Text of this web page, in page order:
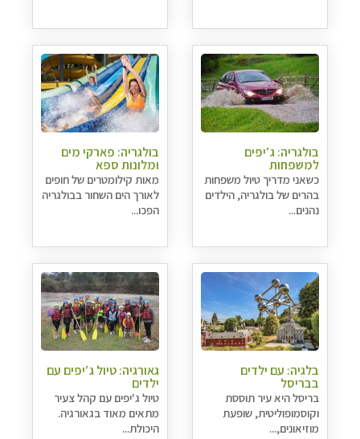
בולגריה: ג′יפים
למשפחות
כשאני מדריך טיול משפחות
בהרים של בולגריה, הילדים
נהנים...
בולגריה: פארקי מים
ומלונות ספא
מאות קילומטרים של חופים
לאורך הים השחור בבולגריה
הפכו...
בלגיה: עם ילדים
בבריסל
בריסל היא עיר תוססת
וקוסמופוליטית, שופעת
מוזיאונים,...
גאורגיה: טיול ג′יפים עם
ילדים
טיול ג'יפים עם קהל צעיר
מתאים מאוד בגאורגיה.
היכולת...